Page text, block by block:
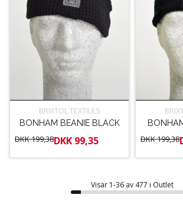
BRIXTOL TEXTILES
BONHAM BEANIE BLACK
DKK 199,38DKK 99,35 DKK 199,38
Visar 1-36 av 477 i Outlet